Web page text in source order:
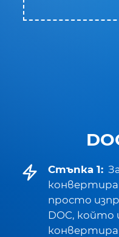
Стъпка 1:
просто
DOC, който